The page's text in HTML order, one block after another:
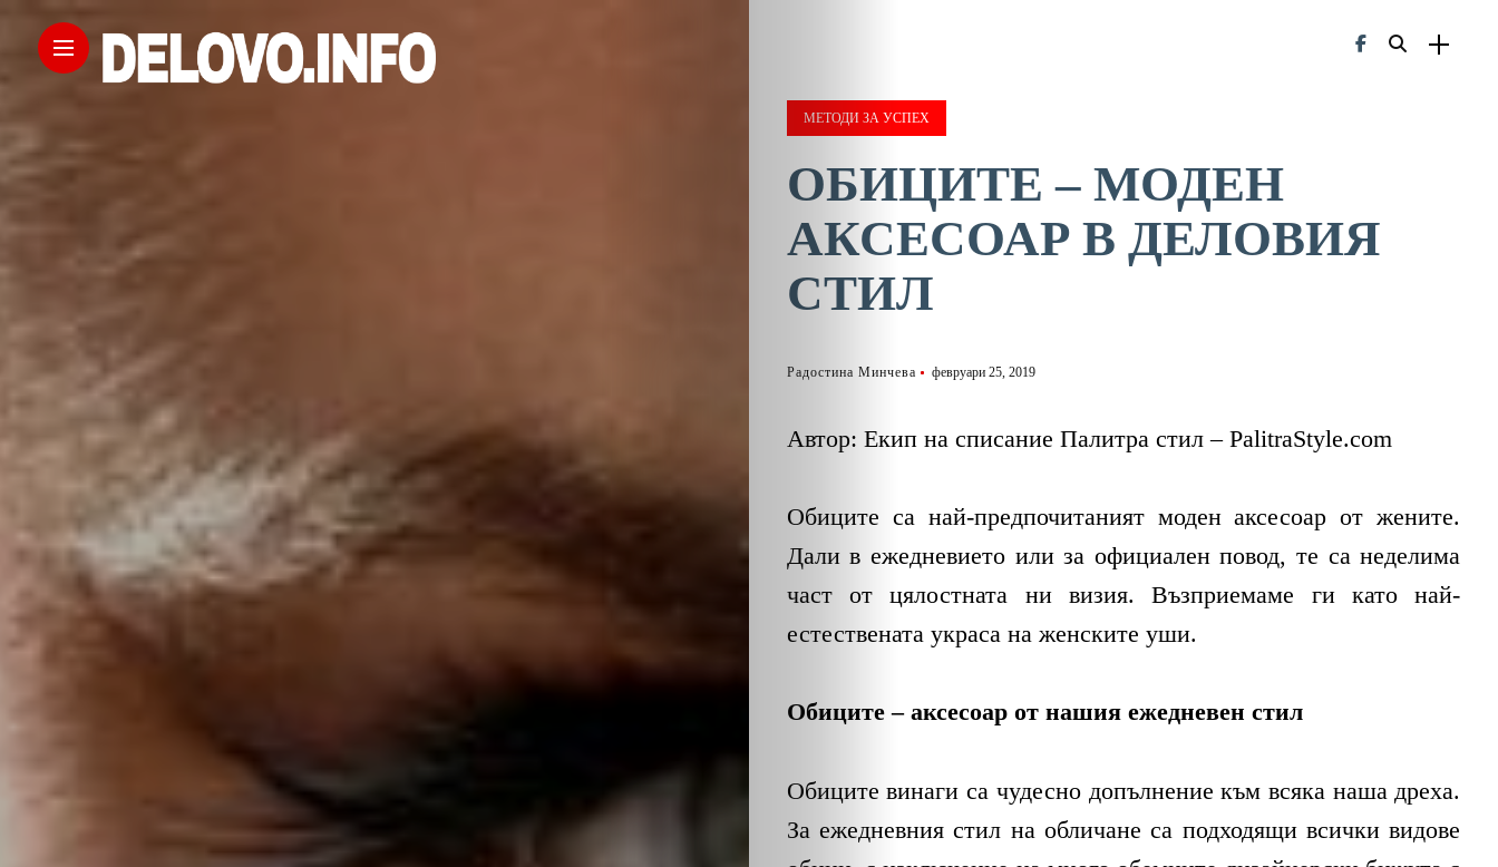
МЕТОДИ ЗА УСПЕХ
ОБИЦИТЕ – МОДЕН
АКСЕСОАР В ДЕЛОВИЯ
СТИЛ
Радостина Минчева февруари 25, 2019
Автор: Екип на списание Палитра стил – PalitraStyle.com
Обиците са най-предпочитаният моден аксесоар от жените.
Дали в ежедневието или за официален повод, те са неделима
част от цялостната ни визия. Възприемаме ги като най-
естествената украса на женските уши.
Обиците – аксесоар от нашия ежедневен стил
Обиците винаги са чудесно допълнение към всяка наша дреха.
За ежедневния стил на обличане са подходящи всички видове